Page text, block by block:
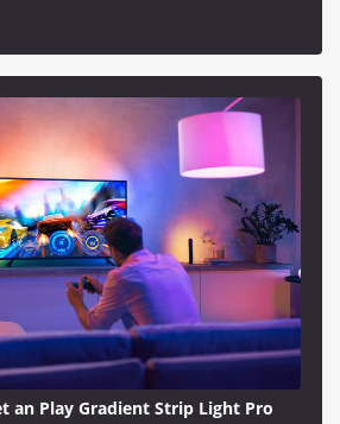
an Play Gradient Strip Light Pro